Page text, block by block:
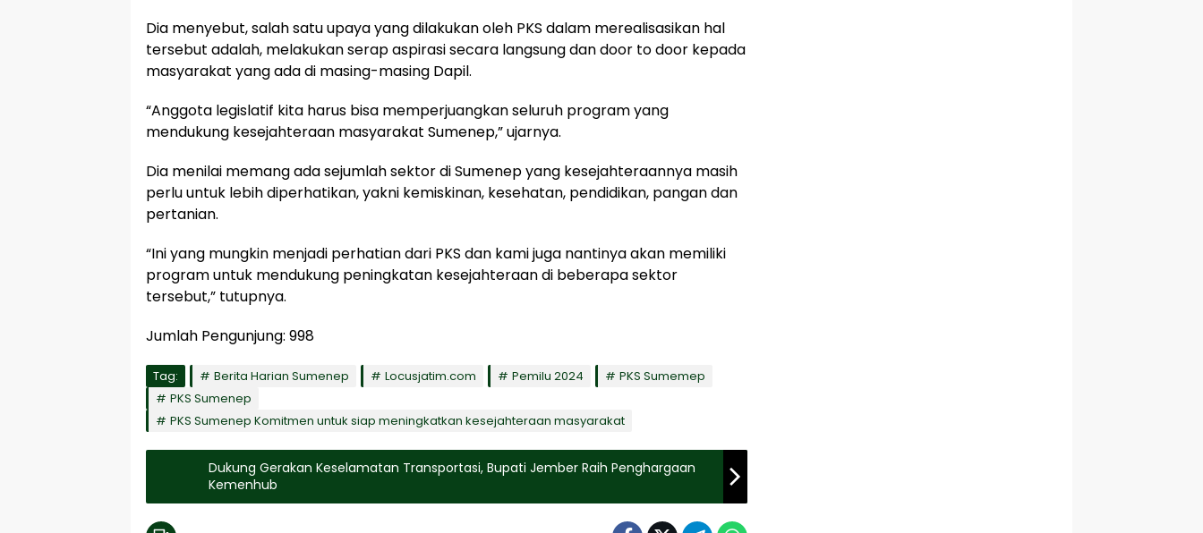
Dia menyebut, salah satu upaya yang dilakukan oleh PKS dalam merealisasikan hal
tersebut adalah, melakukan serap aspirasi secara langsung dan door to door kepada
masyarakat yang ada di masing-masing Dapil.
“Anggota legislatif kita harus bisa memperjuangkan seluruh program yang
mendukung kesejahteraan masyarakat Sumenep,” ujarnya.
Dia menilai memang ada sejumlah sektor di Sumenep yang kesejahteraannya masih
perlu untuk lebih diperhatikan, yakni kemiskinan, kesehatan, pendidikan, pangan dan
pertanian.
“Ini yang mungkin menjadi perhatian dari PKS dan kami juga nantinya akan memiliki
program untuk mendukung peningkatan kesejahteraan di beberapa sektor
tersebut,” tutupnya.
Jumlah Pengunjung: 998
Tag: Berita Harian Sumenep Locusjatim.com Pemilu 2024
PKS Sumemep
PKS Sumenep
PKS Sumenep Komitmen untuk siap meningkatkan kesejahteraan masyarakat
Dukung Gerakan Keselamatan Transportasi, Bupati Jember Raih Penghargaan
Kemenhub